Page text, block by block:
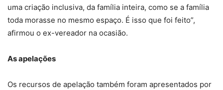
uma criação inclusiva, da família inteira, como se a família
toda morasse no mesmo espaço. É isso que foi feito”,
afirmou o ex-vereador na ocasião.
As apelações
Os recursos de apelação também foram apresentados por